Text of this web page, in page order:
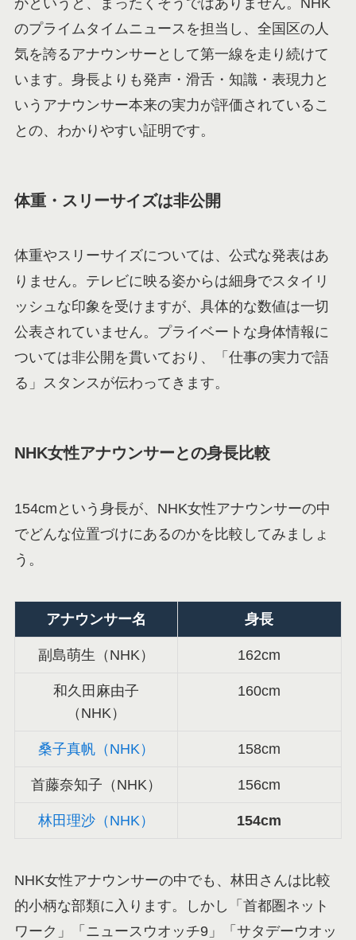
のプライムタイムニュースを担当し、全国区の人
気を誇るアナウンサーとして第一線を走り続けて
います。身長よりも発声・滑舌・知識・表現力と
いうアナウンサー本来の実力が評価されているこ
との、わかりやすい証明です。
体重・スリーサイズは非公開
体重やスリーサイズについては、公式な発表はあ
りません。テレビに映る姿からは細身でスタイリ
ッシュな印象を受けますが、具体的な数値は一切
公表されていません。プライベートな身体情報に
ついては非公開を貫いており、「仕事の実力で語
る」スタンスが伝わってきます。
NHK女性アナウンサーとの身長比較
154cmという身長が、NHK女性アナウンサーの中
でどんな位置づけにあるのかを比較してみましょ
う。
アナウンサー名 身長
副島萌生（NHK） 162cm
和久田麻由子
（NHK）
160cm
桑子真帆（NHK） 158cm
首藤奈知子（NHK） 156cm
林田理沙（NHK） 154cm
NHK女性アナウンサーの中でも、林田さんは比較
的小柄な部類に入ります。しかし「首都圏ネット
ワーク」「ニュースウオッチ9」「サタデーウオッ